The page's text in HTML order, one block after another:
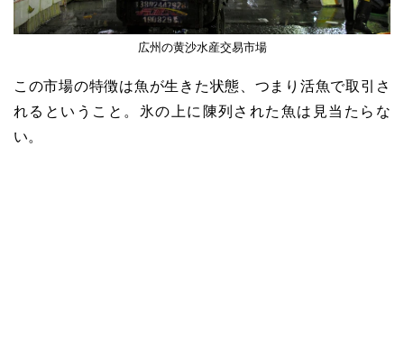
広州の黄沙水産交易市場
この市場の特徴は魚が生きた状態、つまり活魚で取引さ
れるということ。氷の上に陳列された魚は見当たらな
い。